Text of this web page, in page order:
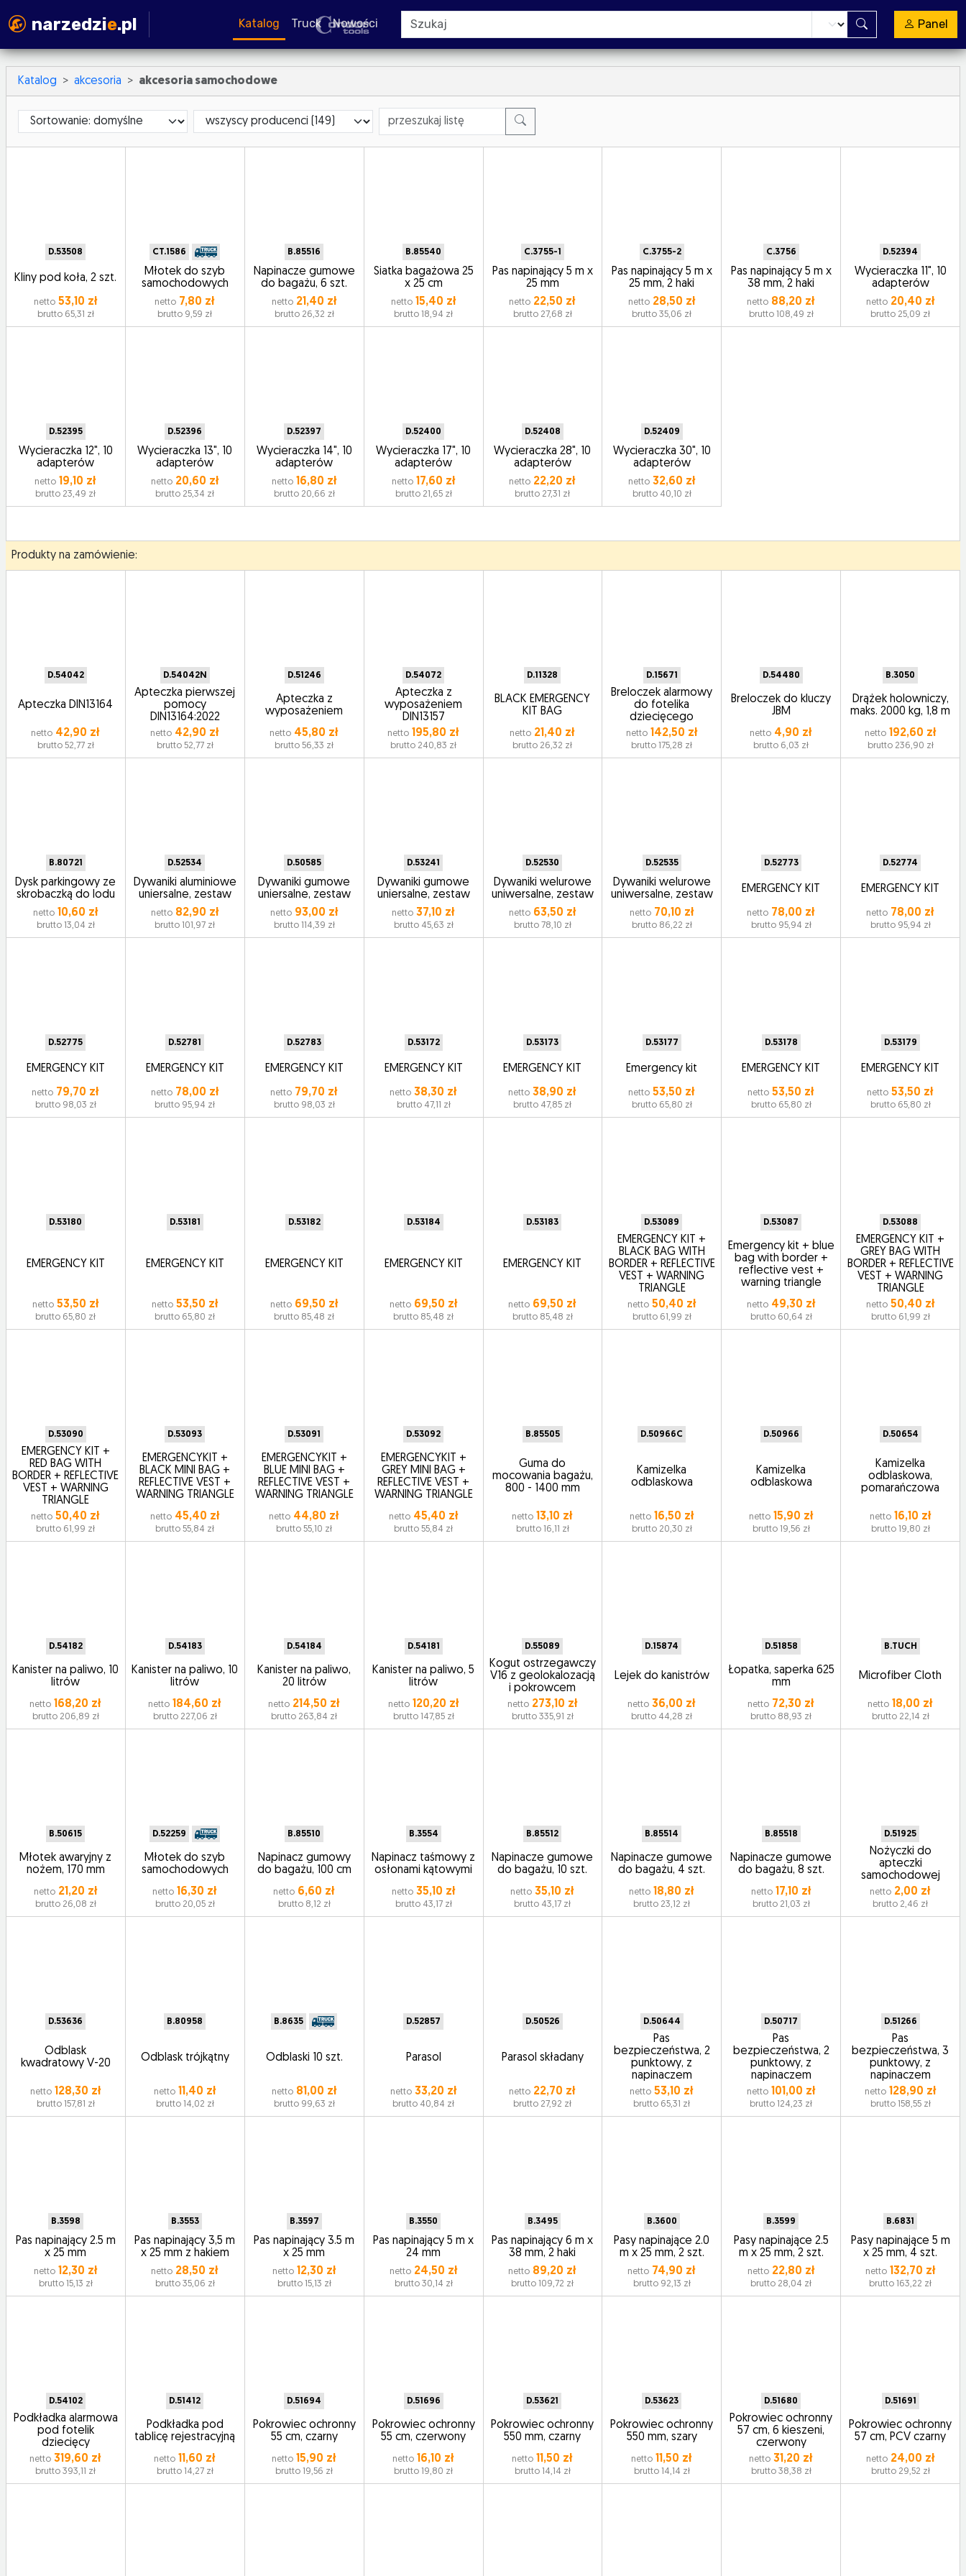
narzedzie.pl Katalog Truck Nowości Panel
Katalog akcesoria akcesoria samochodowe
Sortowanie ProducerId
D.53508
Kliny pod koła, 2 szt.
netto53,10 zł
brutto 65,31 zł
CT.1586
Młotek do szyb
samochodowych
netto 7,80 zł
brutto 9,59 zł
B.85516
Napinacze gumowe
do bagażu, 6 szt.
netto21,40 zł
brutto 26,32 zł
B.85540
Siatka bagażowa 25
x 25 cm
netto15,40 zł
brutto 18,94 zł
C.3755-1
Pas napinający 5 m x
25 mm
netto 22,50 zł
brutto 27,68 zł
C.3755-2
Pas napinający 5 m x
25 mm, 2 haki
netto28,50 zł
brutto 35,06 zł
C.3756
Pas napinający 5 m x
38 mm, 2 haki
netto 88,20 zł
brutto 108,49 zł
D.52394
Wycieraczka 11", 10
adapterów
netto20,40 zł
brutto 25,09 zł
D.52395
Wycieraczka 12", 10
adapterów
netto 19,10 zł
brutto 23,49 zł
D.52396
Wycieraczka 13", 10
adapterów
netto20,60 zł
brutto 25,34 zł
D.52397
Wycieraczka 14", 10
adapterów
netto16,80 zł
brutto 20,66 zł
D.52400
Wycieraczka 17", 10
adapterów
netto17,60 zł
brutto 21,65 zł
D.52408
Wycieraczka 28", 10
adapterów
netto 22,20 zł
brutto 27,31 zł
D.52409
Wycieraczka 30", 10
adapterów
netto32,60 zł
brutto 40,10 zł
Produkty na zamówienie:
D.54042
Apteczka DIN13164
netto 42,90 zł
brutto 52,77 zł
D.54042N
Apteczka pierwszej
pomocy
DIN13164:2022
netto 42,90 zł
brutto 52,77 zł
D.51246
Apteczka z
wyposażeniem
netto 45,80 zł
brutto 56,33 zł
D.54072
Apteczka z
wyposażeniem
DIN13157
netto 195,80 zł
brutto 240,83 zł
D.11328
BLACK EMERGENCY
KIT BAG
netto 21,40 zł
brutto 26,32 zł
D.15671
Breloczek alarmowy
do fotelika
dziecięcego
netto142,50 zł
brutto 175,28 zł
D.54480
Breloczek do kluczy
JBM
netto 4,90 zł
brutto 6,03 zł
B.3050
Drążek holowniczy,
maks. 2000 kg, 1,8 m
netto192,60 zł
brutto 236,90 zł
B.80721
Dysk parkingowy ze
skrobaczką do lodu
netto10,60 zł
brutto 13,04 zł
D.52534
Dywaniki aluminiowe
uniersalne, zestaw
netto82,90 zł
brutto 101,97 zł
D.50585
Dywaniki gumowe
uniersalne, zestaw
netto93,00 zł
brutto 114,39 zł
D.53241
Dywaniki gumowe
uniersalne, zestaw
netto 37,10 zł
brutto 45,63 zł
D.52530
Dywaniki welurowe
uniwersalne, zestaw
netto63,50 zł
brutto 78,10 zł
D.52535
Dywaniki welurowe
uniwersalne, zestaw
netto70,10 zł
brutto 86,22 zł
D.52773
EMERGENCY KIT
netto 78,00 zł
brutto 95,94 zł
D.52774
EMERGENCY KIT
netto 78,00 zł
brutto 95,94 zł
D.52775
EMERGENCY KIT
netto 79,70 zł
brutto 98,03 zł
D.52781
EMERGENCY KIT
netto78,00 zł
brutto 95,94 zł
D.52783
EMERGENCY KIT
netto 79,70 zł
brutto 98,03 zł
D.53172
EMERGENCY KIT
netto 38,30 zł
brutto 47,11 zł
D.53173
EMERGENCY KIT
netto 38,90 zł
brutto 47,85 zł
D.53177
Emergency kit
netto 53,50 zł
brutto 65,80 zł
D.53178
EMERGENCY KIT
netto 53,50 zł
brutto 65,80 zł
D.53179
EMERGENCY KIT
netto 53,50 zł
brutto 65,80 zł
D.53180
EMERGENCY KIT
netto53,50 zł
brutto 65,80 zł
D.53181
EMERGENCY KIT
netto53,50 zł
brutto 65,80 zł
D.53182
EMERGENCY KIT
netto69,50 zł
brutto 85,48 zł
D.53184
EMERGENCY KIT
netto69,50 zł
brutto 85,48 zł
D.53183
EMERGENCY KIT
netto 69,50 zł
brutto 85,48 zł
D.53089
EMERGENCY KIT +
BLACK BAG WITH
BORDER + REFLECTIVE
VEST + WARNING
TRIANGLE
netto50,40 zł
brutto 61,99 zł
D.53087
Emergency kit + blue
bag with border +
reflective vest +
warning triangle
netto49,30 zł
brutto 60,64 zł
D.53088
EMERGENCY KIT +
GREY BAG WITH
BORDER + REFLECTIVE
VEST + WARNING
TRIANGLE
netto50,40 zł
brutto 61,99 zł
D.53090
EMERGENCY KIT +
RED BAG WITH
BORDER + REFLECTIVE
VEST + WARNING
TRIANGLE
netto 50,40 zł
brutto 61,99 zł
D.53093
EMERGENCYKIT +
BLACK MINI BAG +
REFLECTIVE VEST +
WARNING TRIANGLE
netto45,40 zł
brutto 55,84 zł
D.53091
EMERGENCYKIT +
BLUE MINI BAG +
REFLECTIVE VEST +
WARNING TRIANGLE
netto 44,80 zł
brutto 55,10 zł
D.53092
EMERGENCYKIT +
GREY MINI BAG +
REFLECTIVE VEST +
WARNING TRIANGLE
netto45,40 zł
brutto 55,84 zł
B.85505
Guma do
mocowania bagażu,
800 - 1400 mm
netto 13,10 zł
brutto 16,11 zł
D.50966C
Kamizelka
odblaskowa
netto16,50 zł
brutto 20,30 zł
D.50966
Kamizelka
odblaskowa
netto15,90 zł
brutto 19,56 zł
D.50654
Kamizelka
odblaskowa,
pomarańczowa
netto16,10 zł
brutto 19,80 zł
D.54182
Kanister na paliwo, 10
litrów
netto 168,20 zł
brutto 206,89 zł
D.54183
Kanister na paliwo, 10
litrów
netto 184,60 zł
brutto 227,06 zł
D.54184
Kanister na paliwo,
20 litrów
netto 214,50 zł
brutto 263,84 zł
D.54181
Kanister na paliwo, 5
litrów
netto120,20 zł
brutto 147,85 zł
D.55089
Kogut ostrzegawczy
V16 z geolokalozacją
i pokrowcem
netto273,10 zł
brutto 335,91 zł
D.15874
Lejek do kanistrów
netto 36,00 zł
brutto 44,28 zł
D.51858
Łopatka, saperka 625
mm
netto 72,30 zł
brutto 88,93 zł
B.TUCH
Microfiber Cloth
netto 18,00 zł
brutto 22,14 zł
B.50615
Młotek awaryjny z
nożem, 170 mm
netto21,20 zł
brutto 26,08 zł
D.52259
Młotek do szyb
samochodowych
netto 16,30 zł
brutto 20,05 zł
B.85510
Napinacz gumowy
do bagażu, 100 cm
netto 6,60 zł
brutto 8,12 zł
B.3554
Napinacz taśmowy z
osłonami kątowymi
netto35,10 zł
brutto 43,17 zł
B.85512
Napinacze gumowe
do bagażu, 10 szt.
netto 35,10 zł
brutto 43,17 zł
B.85514
Napinacze gumowe
do bagażu, 4 szt.
netto 18,80 zł
brutto 23,12 zł
B.85518
Napinacze gumowe
do bagażu, 8 szt.
netto17,10 zł
brutto 21,03 zł
D.51925
Nożyczki do
apteczki
samochodowej
netto 2,00 zł
brutto 2,46 zł
D.53636
Odblask
kwadratowy V-20
netto128,30 zł
brutto 157,81 zł
B.80958
Odblask trójkątny
netto11,40 zł
brutto 14,02 zł
B.8635
Odblaski 10 szt.
netto81,00 zł
brutto 99,63 zł
D.52857
Parasol
netto33,20 zł
brutto 40,84 zł
D.50526
Parasol składany
netto 22,70 zł
brutto 27,92 zł
D.50644
Pas
bezpieczeństwa, 2
punktowy, z
napinaczem
netto 53,10 zł
brutto 65,31 zł
D.50717
Pas
bezpieczeństwa, 2
punktowy, z
napinaczem
netto101,00 zł
brutto 124,23 zł
D.51266
Pas
bezpieczeństwa, 3
punktowy, z
napinaczem
netto128,90 zł
brutto 158,55 zł
B.3598
Pas napinający 2.5 m
x 25 mm
netto12,30 zł
brutto 15,13 zł
B.3553
Pas napinający 3,5 m
x 25 mm z hakiem
netto 28,50 zł
brutto 35,06 zł
B.3597
Pas napinający 3.5 m
x 25 mm
netto12,30 zł
brutto 15,13 zł
B.3550
Pas napinający 5 m x
24 mm
netto24,50 zł
brutto 30,14 zł
B.3495
Pas napinający 6 m x
38 mm, 2 haki
netto 89,20 zł
brutto 109,72 zł
B.3600
Pasy napinające 2.0
m x 25 mm, 2 szt.
netto 74,90 zł
brutto 92,13 zł
B.3599
Pasy napinające 2.5
m x 25 mm, 2 szt.
netto22,80 zł
brutto 28,04 zł
B.6831
Pasy napinające 5 m
x 25 mm, 4 szt.
netto132,70 zł
brutto 163,22 zł
D.54102
Podkładka alarmowa
pod fotelik
dziecięcy
netto 319,60 zł
brutto 393,11 zł
D.51412
Podkładka pod
tablicę rejestracyjną
netto 11,60 zł
brutto 14,27 zł
D.51694
Pokrowiec ochronny
55 cm, czarny
netto 15,90 zł
brutto 19,56 zł
D.51696
Pokrowiec ochronny
55 cm, czerwony
netto 16,10 zł
brutto 19,80 zł
D.53621
Pokrowiec ochronny
550 mm, czarny
netto 11,50 zł
brutto 14,14 zł
D.53623
Pokrowiec ochronny
550 mm, szary
netto 11,50 zł
brutto 14,14 zł
D.51680
Pokrowiec ochronny
57 cm, 6 kieszeni,
czerwony
netto 31,20 zł
brutto 38,38 zł
D.51691
Pokrowiec ochronny
57 cm, PCV czarny
netto24,00 zł
brutto 29,52 zł